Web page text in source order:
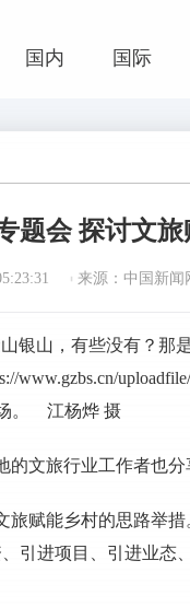
国内 国际
题会 探讨文
来源：中国新闻
银山，有些没有？那
。 江杨烨 摄
文旅行业工作者也分
赋能乡村的思路举
引进项目、引进业态